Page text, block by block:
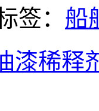
签： 船
漆稀释